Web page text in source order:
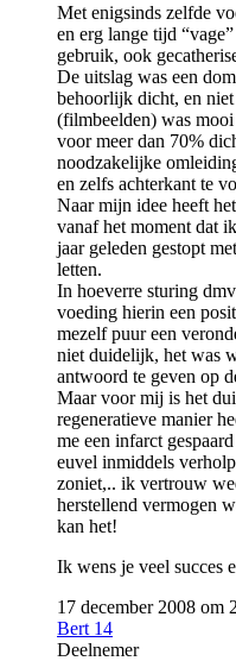
Met enigsinds zelfde
en erg lange tijd
gebruik, ook
De uitslag was een
behoorlijk dicht, en
(filmbeelden) was mooi
voor meer dan 70%
noodzakelijke
en zelfs achterkant te
Naar mijn idee heeft
vanaf het moment dat
jaar geleden gestopt
letten.
In hoeverre sturing
voeding hierin een
mezelf puur een
niet duidelijk, het was
antwoord te geven op
Maar voor mij is het
regeneratieve manier
me een infarct
euvel inmiddels
zoniet,.. ik vertrouw
herstellend vermogen
kan het!
Ik wens je veel succes
17 december 2008 om
Bert 14
Deelnemer